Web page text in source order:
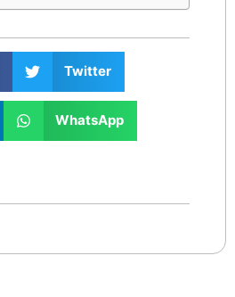
Twitter
WhatsApp